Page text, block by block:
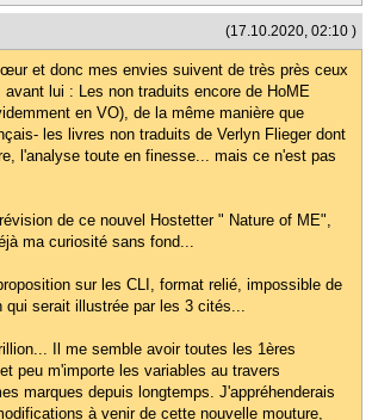
(17.10.2020, 02:10 )
et donc mes envies suivent de très près ceux
lui : Les non traduits encore de HoME
en VO), de la même manière que
les livres non traduits de Verlyn Flieger dont
l'analyse toute en finesse... mais ce n'est pas
de ce nouvel Hostetter " Nature of ME",
ma curiosité sans fond...
sur les CLI, format relié, impossible de
serait illustrée par les 3 cités...
Il me semble avoir toutes les 1ères
peu m'importe les variables au travers
marques depuis longtemps. J'appréhenderais
à venir de cette nouvelle mouture,